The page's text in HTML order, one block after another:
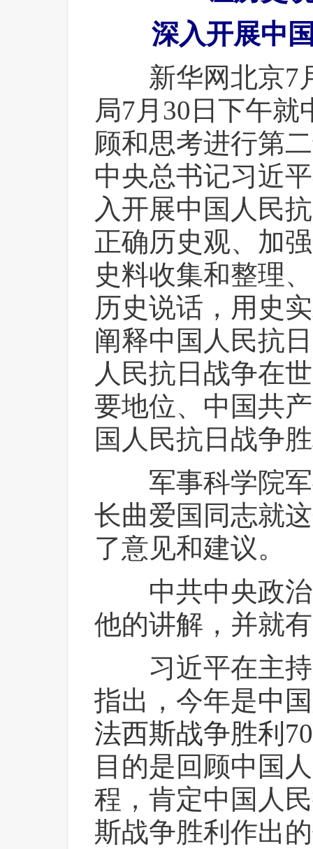
深入开展中
新华网北京7
局7月30日下午
顾和思考进行第
中央总书记习近
入开展中国人民
正确历史观、加
史料收集和整理
历史说话，用史
阐释中国人民抗
人民抗日战争在
要地位、中国共
国人民抗日战争
军事科学院军
长曲爱国同志就
了意见和建议。
中共中央政治
他的讲解，并就
习近平在主持
指出，今年是中
法西斯战争胜利
目的是回顾中国
程，肯定中国人
斯战争胜利作出